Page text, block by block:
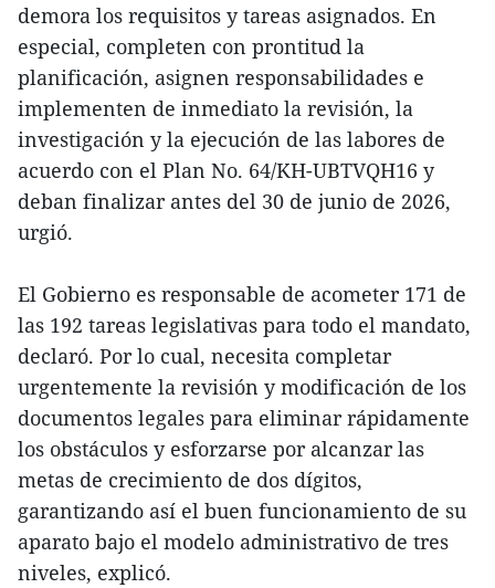
demora los requisitos y tareas asignados. En
especial, completen con prontitud la
planificación, asignen responsabilidades e
implementen de inmediato la revisión, la
investigación y la ejecución de las labores de
acuerdo con el Plan No. 64/KH-UBTVQH16 y
deban finalizar antes del 30 de junio de 2026,
urgió.
El Gobierno es responsable de acometer 171 de
las 192 tareas legislativas para todo el mandato,
declaró. Por lo cual, necesita completar
urgentemente la revisión y modificación de los
documentos legales para eliminar rápidamente
los obstáculos y esforzarse por alcanzar las
metas de crecimiento de dos dígitos,
garantizando así el buen funcionamiento de su
aparato bajo el modelo administrativo de tres
niveles, explicó.